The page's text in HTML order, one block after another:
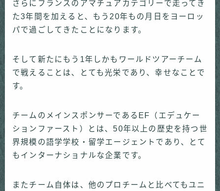
さらにフランスのアマチュアカテゴリーで走ってき
た3年間を加えると、もう20年もの月日をヨーロッ
パで過ごしてきたことになります。
そして新たにもう1年しかもワールドツアーチーム
で戦えることは、とても光栄であり、幸せなことで
す。
チームのメインスポンサーであるEF（エデュケー
ションファースト）とは、50年以上の歴史を持つ世
界規模の語学学校・留学エージェントであり、とて
もインターナショナルな企業です。
またチーム自体は、他のプロチームと比べてもユニ